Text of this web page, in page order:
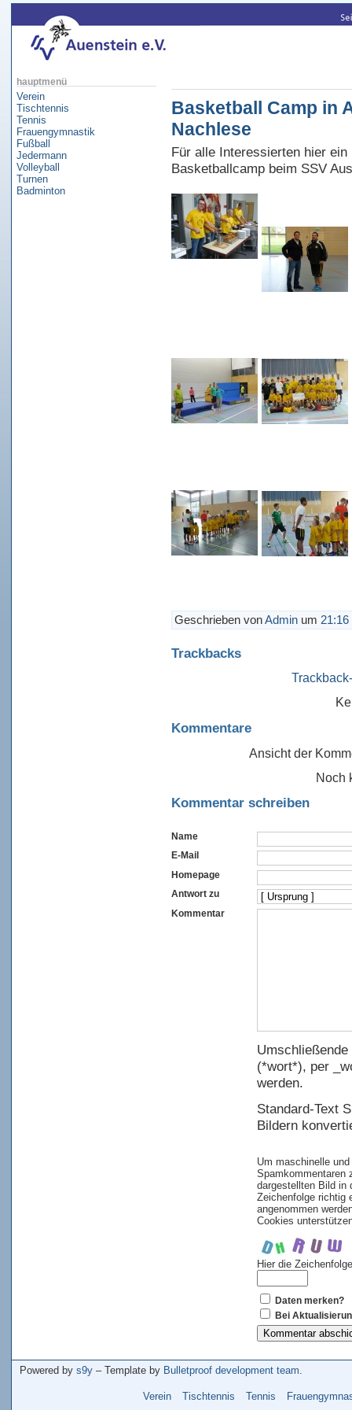
hauptmenü
Verein
Tischtennis
Tennis
Frauengymnastik
Fußball
Jedermann
Volleyball
Turnen
Badminton
Basketball Camp in
Nachlese
Für alle Interessierten hier
Basketballcamp beim SSV
Geschrieben vonAdminum 21:16
Trackbacks
Kommentare
Ansicht der
Noch
Kommentar schreiben
Name
E-Mail
Homepage
Antwort zu
Kommentar
(*wort*), per
werden.
Standard-Text
Bildern
Um maschinelle
Spamkommentaren
dargestellten Bild in
Zeichenfolge richtig
angenommen
Cookies
Hier die
Daten merken?
Bei
Powered by s9y – Template by Bulletproof development team
Verein Tischtennis Tennis